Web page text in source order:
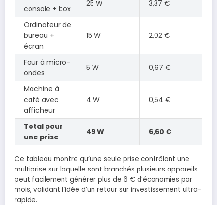
console + box
25 W 3,37 €
Ordinateur de
bureau +
écran
15 W 2,02 €
Four à micro-
ondes
5 W 0,67 €
Machine à
café avec
afficheur
4 W 0,54 €
Total pour
une prise
49 W 6,60 €
Ce tableau montre qu’une seule prise contrôlant une
multiprise sur laquelle sont branchés plusieurs appareils
peut facilement générer plus de 6 € d’économies par
mois, validant l’idée d’un retour sur investissement ultra-
rapide.